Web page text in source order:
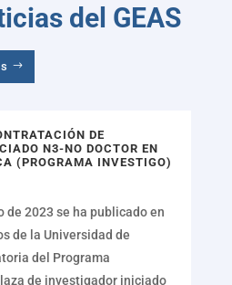
del GEAS
DE
N3-NO DOCTOR EN
(PROGRAMA INVESTIGO)
de 2023 se ha publicado en
de la Universidad de
del Programa
de investigador iniciado